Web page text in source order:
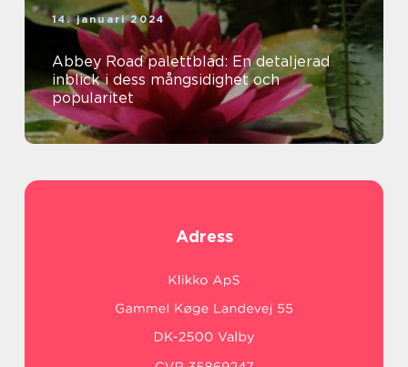
14. januari 2024
Abbey Road palettblad: En detaljerad
inblick i dess mångsidighet och
popularitet
Adress